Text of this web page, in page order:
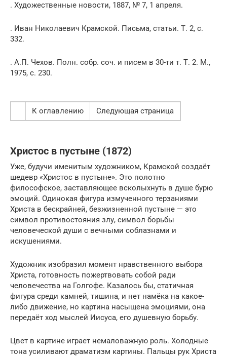
. Художественные новости, 1887, № 7, 1 апреля.
. Иван Николаевич Крамской. Письма, статьи. Т. 2, с.
332.
. А.П. Чехов. Полн. собр. соч. и писем в 30-ти т. Т. 2. М.,
1975, с. 230.
К оглавлению Следующая страница
Христос в пустыне (1872)
Уже, будучи именитым художником, Крамской создаёт
шедевр «Христос в пустыне». Это полотно
философское, заставляющее всколыхнуть в душе бурю
эмоций. Одинокая фигура измученного терзаниями
Христа в бескрайней, безжизненной пустыне — это
символ противостояния злу, символ борьбы
человеческой души с вечными соблазнами и
искушениями.
Художник изобразил момент нравственного выбора
Христа, готовность пожертвовать собой ради
человечества на Голгофе. Казалось бы, статичная
фигура среди камней, тишина, и нет намёка на какое-
либо движение, но картина насыщена эмоциями, она
передаёт ход мыслей Иисуса, его душевную борьбу.
Цвет в картине играет немаловажную роль. Холодные
тона усиливают драматизм картины. Пальцы рук Христа